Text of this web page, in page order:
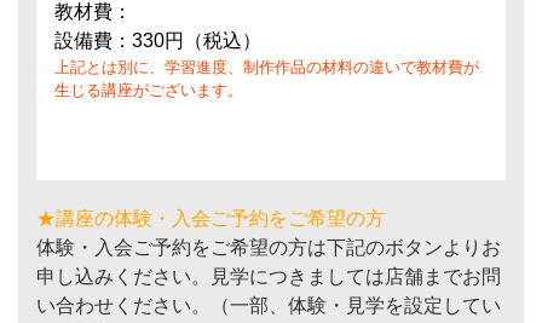
教材費：
設備費：330円（税込）
上記とは別に、学習進度、制作作品の材料の違いで教材費が
生じる講座がございます。
★講座の体験・入会ご予約をご希望の方
体験・入会ご予約をご希望の方は下記のボタンよりお
申し込みください。見学につきましては店舗までお問
い合わせください。（一部、体験・見学を設定してい